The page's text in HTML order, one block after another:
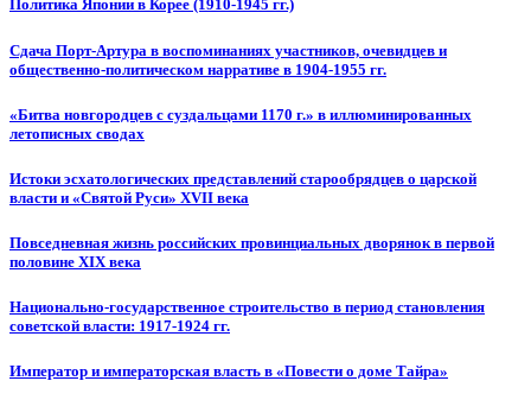
Политика Японии в Корее (1910-1945 гг.)
Сдача Порт-Артура в воспоминаниях участников, очевидцев и
общественно-политическом нарративе в 1904-1955 гг.
«Битва новгородцев с суздальцами 1170 г.» в иллюминированных
летописных сводах
Истоки эсхатологических представлений старообрядцев о царской
власти и «Святой Руси» XVII века
Повседневная жизнь российских провинциальных дворянок в первой
половине XIX века
Национально-государственное строительство в период становления
советской власти: 1917-1924 гг.
Император и императорская власть в «Повести о доме Тайра»